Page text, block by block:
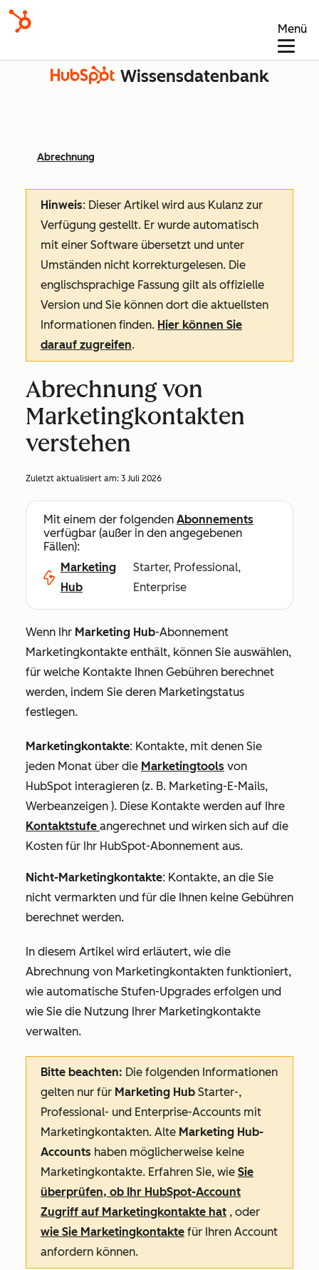
Menü
Wissensdatenbank
Abrechnung
Hinweis: Dieser Artikel wird aus Kulanz zur
Verfügung gestellt. Er wurde automatisch
mit einer Software übersetzt und unter
Umständen nicht korrekturgelesen. Die
englischsprachige Fassung gilt als offizielle
Version und Sie können dort die aktuellsten
Informationen finden. Hier können Sie
darauf zugreifen.
Abrechnung von
Marketingkontakten
verstehen
Zuletzt aktualisiert am: 3 Juli 2026
Mit einem der folgenden Abonnements
verfügbar (außer in den angegebenen
Fällen):
Marketing
Hub
Starter, Professional,
Enterprise
Wenn Ihr Marketing Hub-Abonnement
Marketingkontakte enthält, können Sie auswählen,
für welche Kontakte Ihnen Gebühren berechnet
werden, indem Sie deren Marketingstatus
festlegen.
Marketingkontakte: Kontakte, mit denen Sie
jeden Monat über die Marketingtools von
HubSpot interagieren (z. B. Marketing-E-Mails,
Werbeanzeigen ). Diese Kontakte werden auf Ihre
Kontaktstufe angerechnet und wirken sich auf die
Kosten für Ihr HubSpot-Abonnement aus.
Nicht-Marketingkontakte: Kontakte, an die Sie
nicht vermarkten und für die Ihnen keine Gebühren
berechnet werden.
In diesem Artikel wird erläutert, wie die
Abrechnung von Marketingkontakten funktioniert,
wie automatische Stufen-Upgrades erfolgen und
wie Sie die Nutzung Ihrer Marketingkontakte
verwalten.
Bitte beachten: Die folgenden Informationen
gelten nur für Marketing Hub Starter-,
Professional- und Enterprise-Accounts mit
Marketingkontakten. Alte Marketing Hub-
Accounts haben möglicherweise keine
Marketingkontakte. Erfahren Sie, wie Sie
überprüfen, ob Ihr HubSpot-Account
Zugriff auf Marketingkontakte hat , oder
wie Sie Marketingkontakte für Ihren Account
anfordern können.